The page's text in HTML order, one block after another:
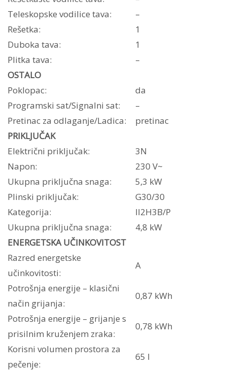
Teleskopske vodilice tava:
–
Rešetka:
1
Duboka tava:
1
Plitka tava:
–
OSTALO
Poklopac:
da
Programski sat/Signalni sat:
–
Pretinac za odlaganje/Ladica:
pretinac
PRIKLJUČAK
Električni priključak:
3N
Napon:
230 V~
Ukupna priključna snaga:
5,3 kW
Plinski priključak:
G30/30
Kategorija:
II2H3B/P
Ukupna priključna snaga:
4,8 kW
ENERGETSKA UČINKOVITOST
Razred energetske
učinkovitosti:
A
Potrošnja energije – klasični
način grijanja:
0,87 kWh
Potrošnja energije – grijanje s
prisilnim kruženjem zraka:
0,78 kWh
Korisni volumen prostora za
pečenje:
65 l